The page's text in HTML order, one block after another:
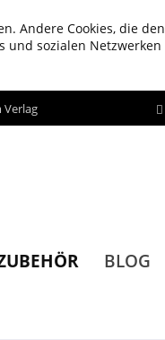
Andere Cookies, die den
und sozialen Netzwerken
Verlag
BLOG